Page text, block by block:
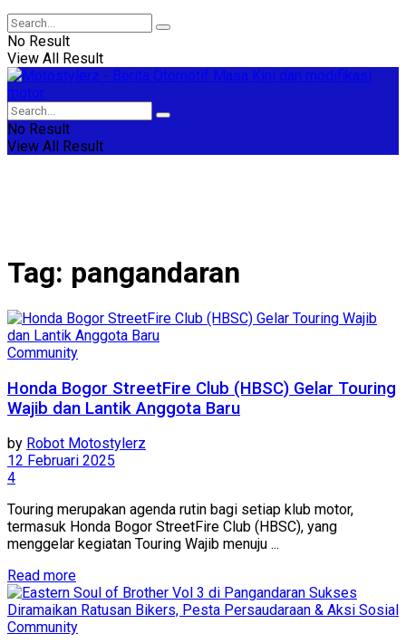
No Result
View All Result
No Result
View All Result
Tag: pangandaran
Community
Honda Bogor StreetFire Club (HBSC) Gelar Touring
Wajib dan Lantik Anggota Baru
by Robot Motostylerz
12 Februari 2025
4
Touring merupakan agenda rutin bagi setiap klub motor,
termasuk Honda Bogor StreetFire Club (HBSC), yang
menggelar kegiatan Touring Wajib menuju ...
Read more
Community